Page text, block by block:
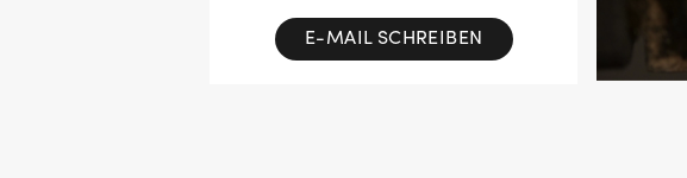
E-MAIL SCHREIBEN